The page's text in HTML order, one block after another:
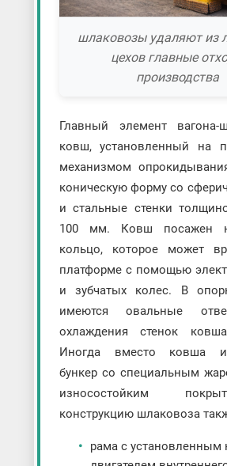
шлаковозы удаляют из
цехов главные
производства
Главный элемент вагона-
ковш, установленный на
механизмом
коническую форму со
и стальные стенки
100 мм. Ковш посажен
кольцо, которое может
платформе с помощью
и зубчатых колес. В
имеются овальные
охлаждения стенок
Иногда вместо ковша
бункер со специальным
износостойким
конструкцию шлаковоза
рама с установленным